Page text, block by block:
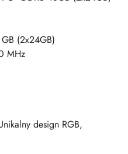
(2x24GB)
MHz
design RGB,